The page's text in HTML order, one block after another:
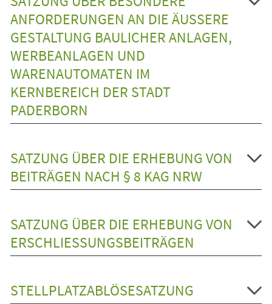
ANFORDERUNGEN AN DIE ÄUSSERE G
ESTALTUNG BAULICHER ANLAGEN, W
ERBEANLAGEN UND W
ARENAUTOMATEN IM K
ERNBEREICH DER STADT P
ADERBORN
SATZUNG ÜBER DIE ERHEBUNG VON
BEITRÄGEN NACH § 8 KAG NRW
SATZUNG ÜBER DIE ERHEBUNG VON
ERSCHLIESSUNGSBEITRÄGEN
STELLPLATZABLÖSESATZUNG